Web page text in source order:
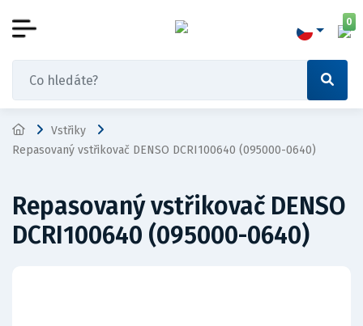
0
Vstřiky
Repasovaný vstřikovač DENSO DCRI100640 (095000-0640)
Repasovaný vstřikovač DENSO
DCRI100640 (095000-0640)